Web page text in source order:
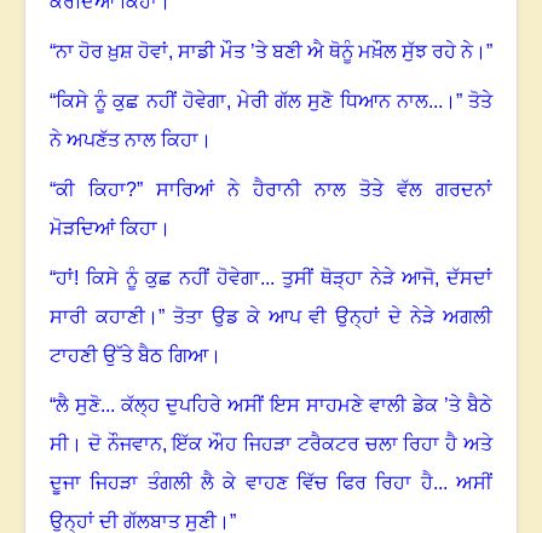
“ਨਾ ਹੋਰ ਖ਼ੁਸ਼ ਹੋਵਾਂ, ਸਾਡੀ ਮੌਤ ’ਤੇ ਬਣੀ ਐ ਥੋਨੂੰ ਮਖ਼ੌਲ ਸੁੱਝ ਰਹੇ ਨੇ।”
“ਕਿਸੇ ਨੂੰ ਕੁਛ ਨਹੀਂ ਹੋਵੇਗਾ, ਮੇਰੀ ਗੱਲ ਸੁਣੋ ਧਿਆਨ ਨਾਲ... ।”ਤੋਤੇ
ਨੇ ਅਪਣੱਤ ਨਾਲ ਕਿਹਾ ।
“ਕੀ ਕਿਹਾ?” ਸਾਰਿਆਂ ਨੇ ਹੈਰਾਨੀ ਨਾਲ ਤੋਤੇ ਵੱਲ ਗਰਦਨਾਂ
ਮੋੜਦਿਆਂ ਕਿਹਾ ।
“ਹਾਂ! ਕਿਸੇ ਨੂੰ ਕੁਛ ਨਹੀਂ ਹੋਵੇਗਾ... ਤੁਸੀਂ ਥੋੜ੍ਹਾ ਨੇੜੇ ਆਜੋ, ਦੱਸਦਾਂ
ਸਾਰੀ ਕਹਾਣੀ। ” ਤੋਤਾ ਉਡ ਕੇ ਆਪ ਵੀ ਉਨ੍ਹਾਂ ਦੇ ਨੇੜੇ ਅਗਲੀ
ਟਾਹਣੀ ਉੱਤੇ ਬੈਠ ਗਿਆ।
“ਲੈ ਸੁਣੋ... ਕੱਲ੍ਹ ਦੁਪਹਿਰੇ ਅਸੀਂ ਇਸ ਸਾਹਮਣੇ ਵਾਲੀ ਡੇਕ ’ਤੇ ਬੈਠੇ
ਸੀ।ਦੋ ਨੌਜਵਾਨ, ਇੱਕ ਔਹ ਜਿਹੜਾ ਟਰੈਕਟਰ ਚਲਾ ਰਿਹਾ ਹੈ ਅਤੇ
ਦੂਜਾ ਜਿਹੜਾ ਤੰਗਲੀ ਲੈ ਕੇ ਵਾਹਣ ਵਿੱਚ ਫਿਰ ਰਿਹਾ ਹੈ...ਅਸੀਂ
ਉਨ੍ਹਾਂ ਦੀ ਗੱਲਬਾਤ ਸੁਣੀ। ”